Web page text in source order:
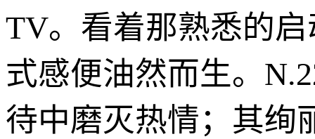
TV。看着那熟悉的
式感便油然而生。
待中磨灭热情；其绚